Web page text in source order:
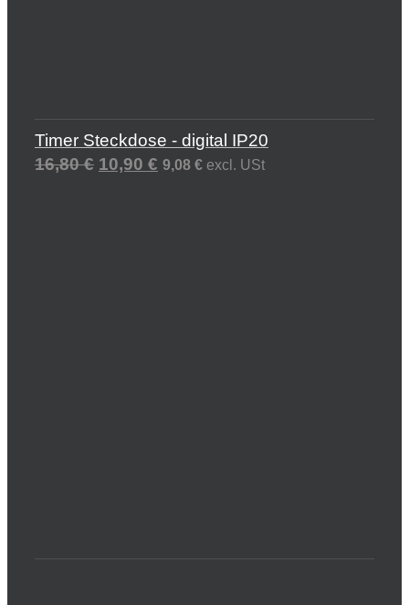
Timer Steckdose - digital IP20
16,80€ 10,90 € 9,08 € excl. USt